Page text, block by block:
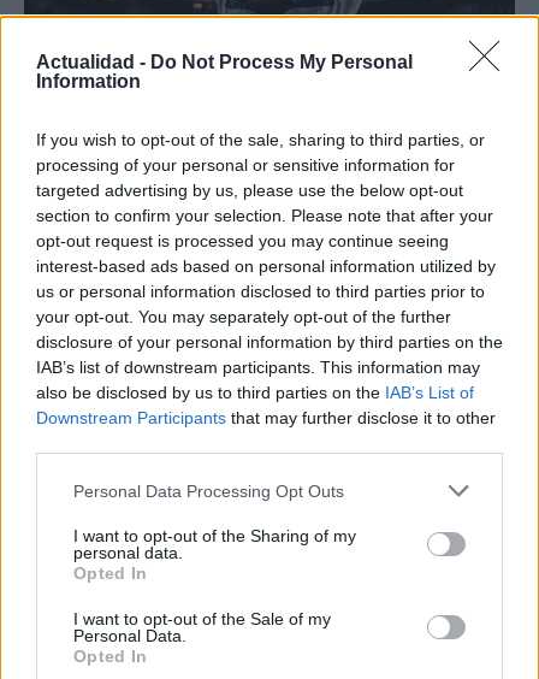
Actualidad - Do Not Process My Personal
Information
If you wish to opt-out of the sale, sharing to third parties, or
processing of your personal or sensitive information for
targeted advertising by us, please use the below opt-out
section to confirm your selection. Please note that after your
opt-out request is processed you may continue seeing
interest-based ads based on personal information utilized by
us or personal information disclosed to third parties prior to
your opt-out. You may separately opt-out of the further
disclosure of your personal information by third parties on the
IAB’s list of downstream participants. This information may
also be disclosed by us to third parties on the IAB’s List of
Downstream Participants that may further disclose it to other
Please note that this website/app uses one or more Google
not limited to your visit or usage behaviour. You may click to
grant or deny consent to Google and its third-party tags to
use your data for below specified purposes in below Google
consent section.
Personal Data Processing Opt Outs
I want to opt-out of the Sharing of my
personal data.
Opted In
I want to opt-out of the Sale of my
Personal Data.
Opted In
Hockey femenino: Estados Unidos gana el
oro en Milan-Cortina 2026 ante Canadá
Estados Unidos ganó 2-1 a Canadá en Milan-Cortina…
DEPORTES
VAR en el fútbol: cuándo interviene, qué